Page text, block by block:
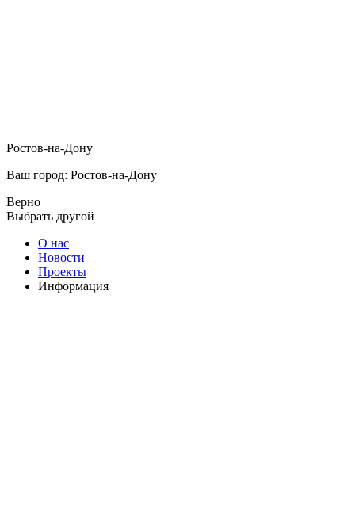
Ростов-на-Дону
Ваш город: Ростов-на-Дону
Верно
Выбрать другой
О нас
Новости
Проекты
Информация